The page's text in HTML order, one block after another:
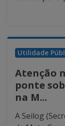
Utilidade
Atenção
ponte
na M...
A Seilog